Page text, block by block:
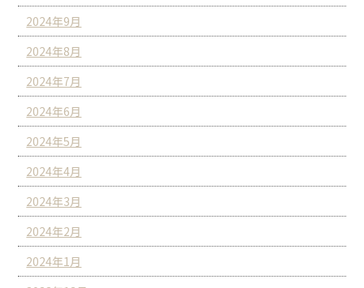
2024年9月
2024年8月
2024年7月
2024年6月
2024年5月
2024年4月
2024年3月
2024年2月
2024年1月